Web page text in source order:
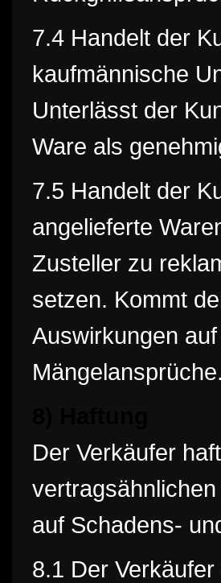
7.4 Handelt der
kaufmännische
Unterlässt der
Ware als
7.5 Handelt der
angelieferte
Zusteller zu
setzen. Kommt
Auswirkungen
Mängelansprüche.
Der Verkäufer
auf Schadens-
8.1 Der